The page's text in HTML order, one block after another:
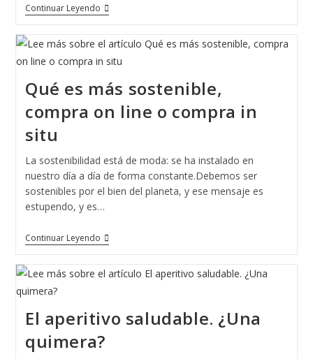
Continuar LeyendoEl
Plástico:
Demonio
Necesitamos
Qué es más sostenible,
compra on line o compra in
situ
La sostenibilidad está de moda: se ha instalado en
nuestro día a día de forma constante.Debemos ser
sostenibles por el bien del planeta, y ese mensaje es
estupendo, y es…
Continuar LeyendoQué
Es
Sostenible,
O
Compra
In
Situ
El aperitivo saludable. ¿Una
quimera?